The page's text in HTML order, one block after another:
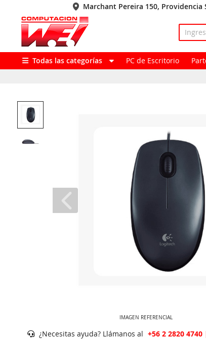
Marchant Pereira 150, Providencia
Todas las categorías PC de Escritorio
IMAGEN REFERENCIAL
¿Necesitas ayuda? Llámanos al +56 2 2820